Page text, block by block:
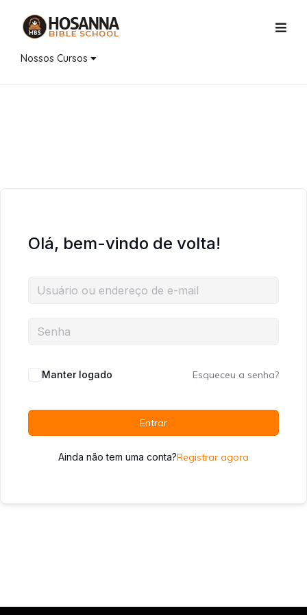
Nossos Cursos
Olá, bem-vindo de volta!
Manter logado Esqueceu a senha?
Entrar
Ainda não tem uma conta?Registrar agora